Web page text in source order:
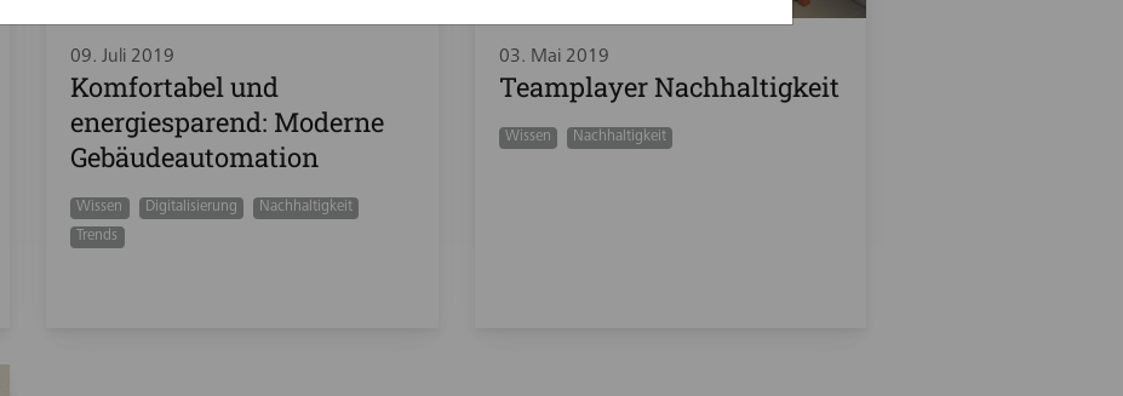
09. Juli 2019
Komfortabel und
energiesparend: Moderne
Gebäudeautomation
Wissen Digitalisierung
Nachhaltigkeit
Trends
03. Mai 2019
Teamplayer Nachhaltigkeit
Wissen Nachhaltigkeit